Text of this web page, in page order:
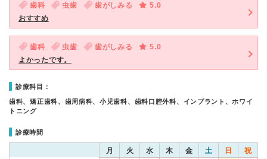
歯科 虫歯 歯がしみる
5.0
おすすめ
歯科 虫歯 歯がしみる
5.0
よかったです。
診療科目：
歯科、矯正歯科、歯周病科、小児歯科、歯科口腔外科、インプラント、ホワイ
トニング
診療時間
月 火 水 木 金 土 日 祝